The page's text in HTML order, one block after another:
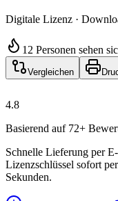
Digitale Lizenz ·
12 Personen sehen
Vergleichen
4.8
Basierend auf 72+
Schnelle Lieferung per
Lizenzschlüssel sofort
Sekunden.